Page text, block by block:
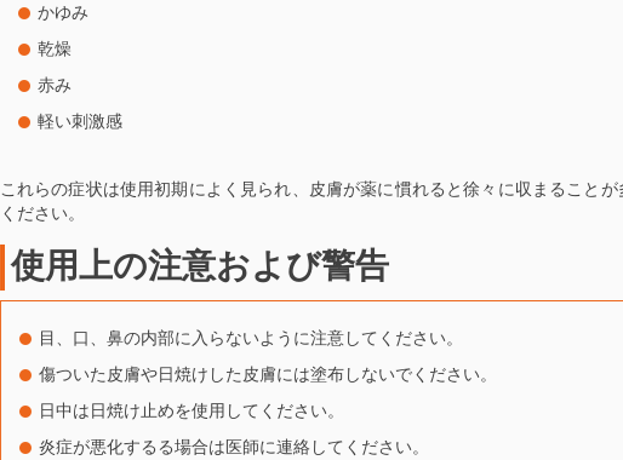
かゆみ
乾燥
赤み
軽い刺激感
これらの症状は使用初期によく見られ、皮膚が薬に慣れると徐々に収まること
ください。
使用上の注意および警告
目、口、鼻の内部に入らないように注意してください。
傷ついた皮膚や日焼けした皮膚には塗布しないでください。
日中は日焼け止めを使用してください。
炎症が悪化するる場合は医師に連絡してください。